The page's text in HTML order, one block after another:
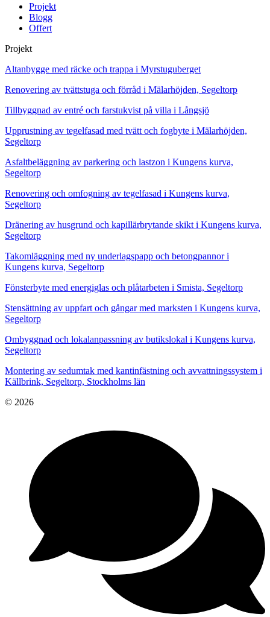
Projekt
Blogg
Offert
Projekt
Altanbygge med räcke och trappa i Myrstuguberget
Renovering av tvättstuga och förråd i Mälarhöjden, Segeltorp
Tillbyggnad av entré och farstukvist på villa i Långsjö
Upprustning av tegelfasad med tvätt och fogbyte i Mälarhöjden,
Segeltorp
Asfaltbeläggning av parkering och lastzon i Kungens kurva,
Segeltorp
Renovering och omfogning av tegelfasad i Kungens kurva,
Segeltorp
Dränering av husgrund och kapillärbrytande skikt i Kungens kurva,
Segeltorp
Takomläggning med ny underlagspapp och betongpannor i
Kungens kurva, Segeltorp
Fönsterbyte med energiglas och plåtarbeten i Smista, Segeltorp
Stensättning av uppfart och gångar med marksten i Kungens kurva,
Segeltorp
Ombyggnad och lokalanpassning av butikslokal i Kungens kurva,
Segeltorp
Montering av sedumtak med kantinfästning och avvattningssystem i
Källbrink, Segeltorp, Stockholms län
© 2026